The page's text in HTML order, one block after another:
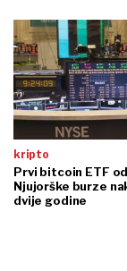
kripto
Prvi bitcoin ETF
Njujorške burze
dvije godine